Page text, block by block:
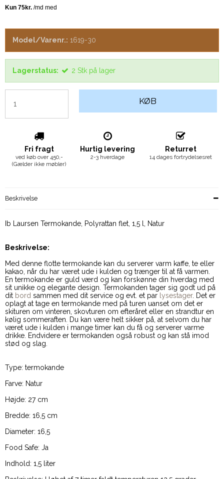
Model/Varenr.: 1619-30
Lagerstatus: 2 Stk på lager
KØB
Fri fragt
ved køb over 450,-
(Gælder ikke møbler)
Hurtig levering
2-3 hverdage
Returret
14 dages fortrydelsesret
Beskrivelse
Ib Laursen Termokande, Polyrattan flet, 1,5 l, Natur
Beskrivelse:
Med denne flotte termokande kan du serverer varm kaffe, te eller
kakao, når du har været ude i kulden og trænger til at få varmen.
En termokande er guld værd og kan forskønne din hverdag med
sit unikke og elegante design. Termokanden tager sig godt ud på
dit bord sammen med dit service og evt. et par lysestager. Det er
oplagt at tage en termokande med på turen uanset om det er
skituren om vinteren, skovturen om efteråret eller en strandtur en
kølig sommeraften. Du kan være helt sikker på, at selvom du har
været ude i kulden i mange timer kan du få og serverer varme
drikke. Endvidere er termokanden også robust og kan stå imod
stød og slag.
Type: termokande
Farve: Natur
Højde: 27 cm
Bredde: 16,5 cm
Diameter: 16,5
Food Safe: Ja
Indhold: 1,5 liter